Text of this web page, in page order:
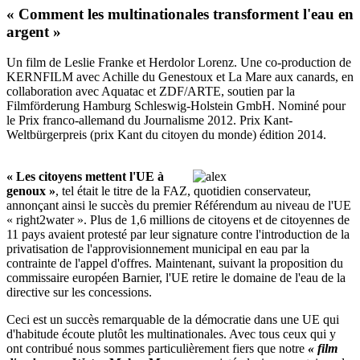
« Comment les multinationales transforment l'eau en
argent »
Un film de Leslie Franke et Herdolor Lorenz. Une co-production de
KERNFILM avec Achille du Genestoux et La Mare aux canards, en
collaboration avec Aquatac et ZDF/ARTE, soutien par la
Filmförderung Hamburg Schleswig-Holstein GmbH. Nominé pour
le Prix franco-allemand du Journalisme 2012. Prix Kant-
Weltbürgerpreis (prix Kant du citoyen du monde) édition 2014.
« Les citoyens mettent l'UE à
genoux », tel était le titre de la FAZ, quotidien conservateur,
annonçant ainsi le succès du premier Référendum au niveau de l'UE
« right2water ». Plus de 1,6 millions de citoyens et de citoyennes de
11 pays avaient protesté par leur signature contre l'introduction de la
privatisation de l'approvisionnement municipal en eau par la
contrainte de l'appel d'offres. Maintenant, suivant la proposition du
commissaire européen Barnier, l'UE retire le domaine de l'eau de la
directive sur les concessions.
Ceci est un succès remarquable de la démocratie dans une UE qui
d'habitude écoute plutôt les multinationales. Avec tous ceux qui y
ont contribué nous sommes particulièrement fiers que notre « film